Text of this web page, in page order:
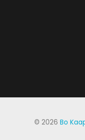
© 2026 Bo